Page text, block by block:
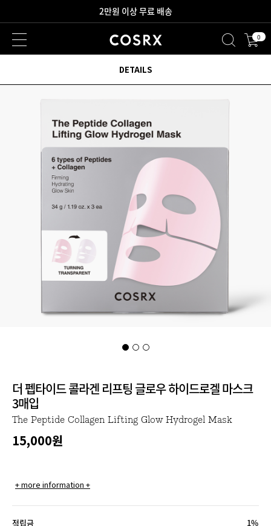
2만원 이상 무료 배송
0
더 펩타이드 콜라겐 리프팅 글로우 하이드로겔 마스크
3매입
The Peptide Collagen Lifting Glow Hydrogel Mask
15,000원
+ more information +
적립금 1%
DETAILS